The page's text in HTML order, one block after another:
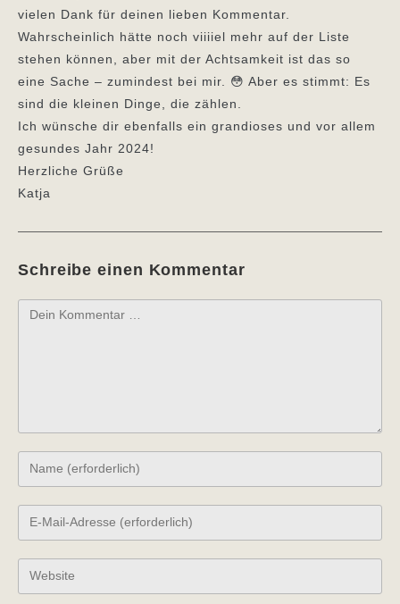
vielen Dank für deinen lieben Kommentar.
Wahrscheinlich hätte noch viiiiel mehr auf der Liste
stehen können, aber mit der Achtsamkeit ist das so
eine Sache – zumindest bei mir. 😳 Aber es stimmt: Es
sind die kleinen Dinge, die zählen.
Ich wünsche dir ebenfalls ein grandioses und vor allem
gesundes Jahr 2024!
Herzliche Grüße
Katja
Schreibe einen Kommentar
Kommentar
Gib
deinen
Namen
oder
zum
Kommentieren
Gib
deine
E-
Mail-
Gib
deine